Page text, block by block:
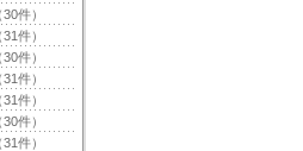
30件）
31件）
30件）
31件）
31件）
30件）
31件）